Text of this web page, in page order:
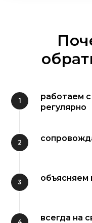
работаем
регулярно
объясняем
всегда на